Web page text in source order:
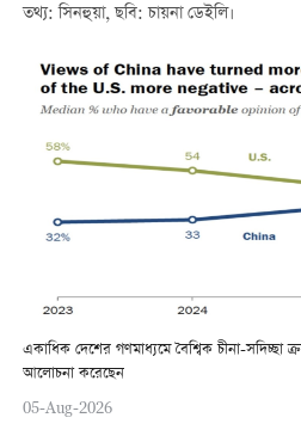
তথ্য: সিনহুয়া, ছবি: চায়না ডেইলি।
একাধিক দেশের গণমাধ্যমে বৈশ্বিক চীনা-সদিচ্ছা
আলোচনা করেছেন
05-Aug-2026